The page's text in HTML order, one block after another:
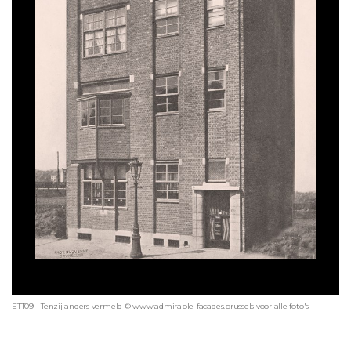
ETT09 - Tenzij anders vermeld © www.admirable-facades.brussels voor alle foto's